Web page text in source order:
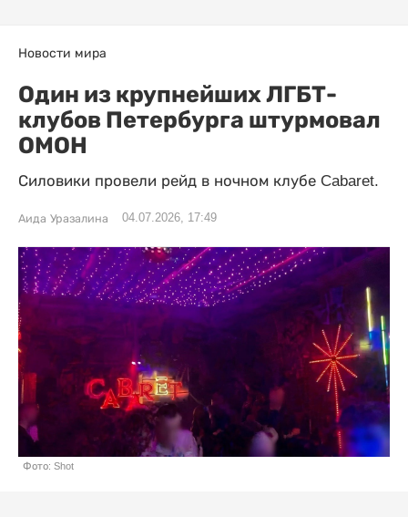
Новости мира
Один из крупнейших ЛГБТ-
клубов Петербурга штурмовал
ОМОН
Силовики провели рейд в ночном клубе Cabaret.
Аида Уразалина 04.07.2026, 17:49
Фото: Shot